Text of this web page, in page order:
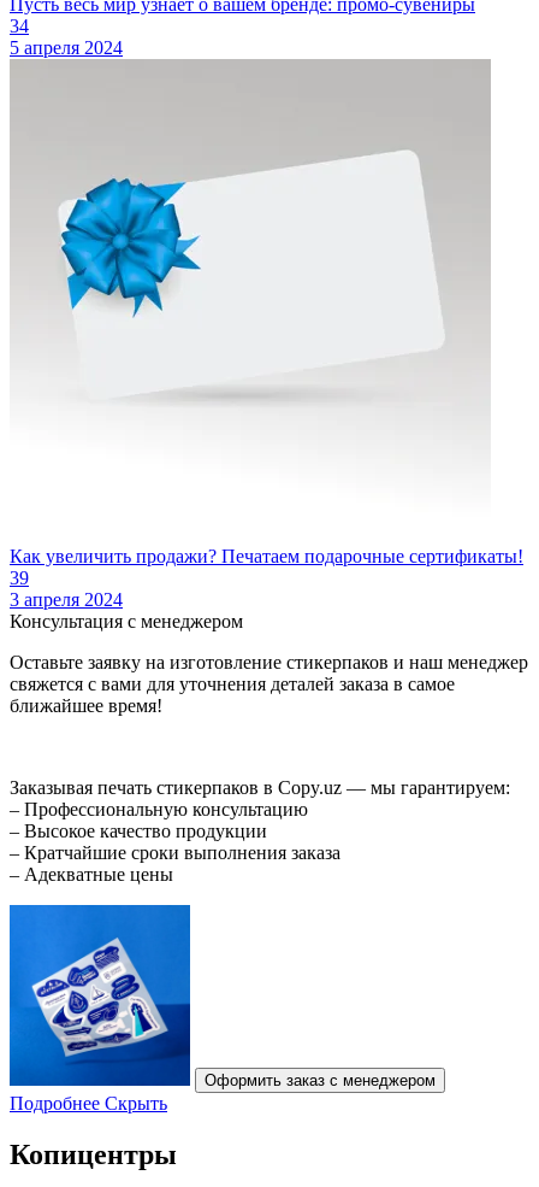
34
5 апреля 2024
Как увеличить продажи? Печатаем подарочные сертификаты!
39
3 апреля 2024
Консультация с менеджером
Оставьте заявку на изготовление стикерпаков и наш менеджер
свяжется с вами для уточнения деталей заказа в самое
ближайшее время!
Заказывая печать стикерпаков в Copy.uz — мы гарантируем:
– Профессиональную консультацию
– Высокое качество продукции
– Кратчайшие сроки выполнения заказа
– Адекватные цены
Оформить заказ с менеджером
Подробнее Скрыть
Копицентры